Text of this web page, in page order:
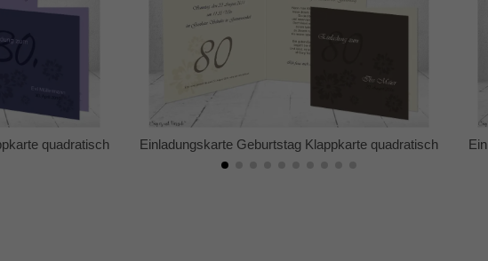
Klappkarte quadratisch Einladungskarte Geburtstag Klappkarte